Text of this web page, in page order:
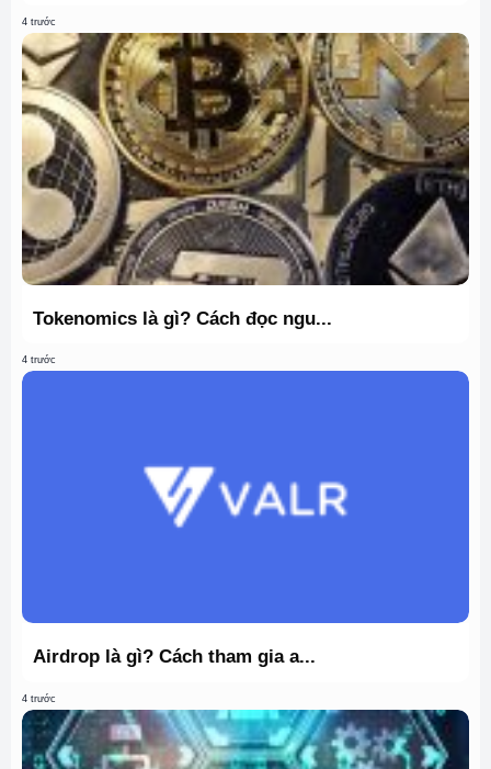
4 trước
Tokenomics là gì? Cách đọc ngu...
4 trước
Airdrop là gì? Cách tham gia a...
4 trước